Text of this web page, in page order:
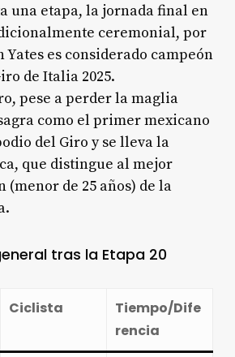
una etapa, la jornada final en
ceremonial, por
Yates es considerado campeón
de Italia 2025.
pese a perder la maglia
como el primer mexicano
del Giro y se lleva la
que distingue al mejor
(menor de 25 años) de la
.
tras la Etapa 20
Ciclista
Tiempo/Dife
rencia